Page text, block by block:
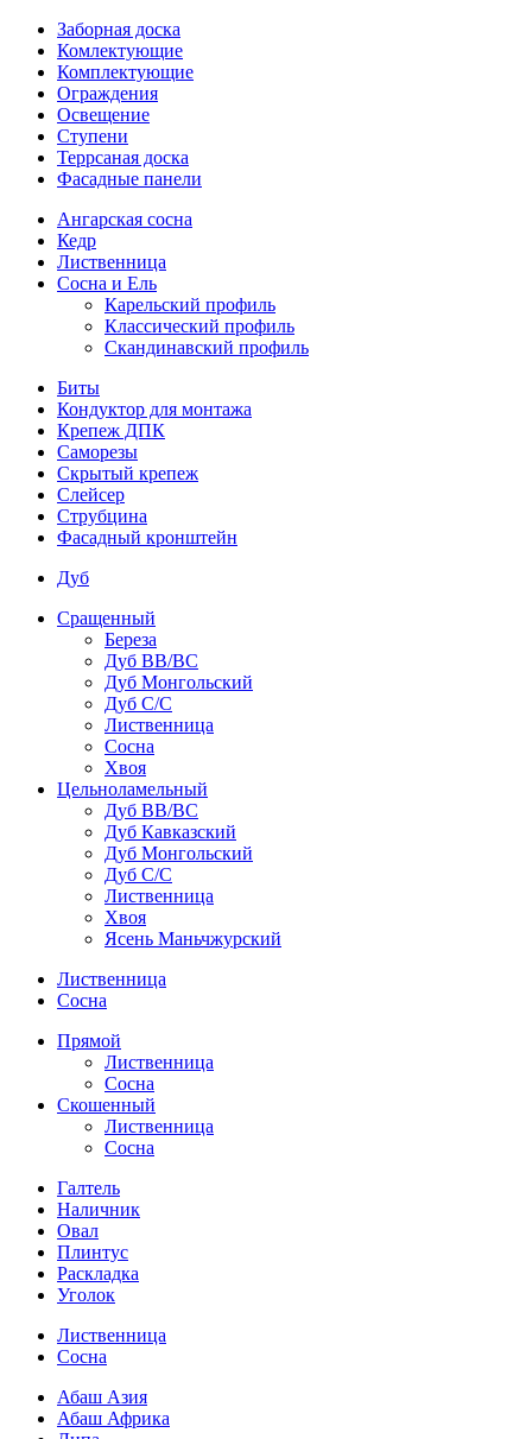
Заборная доска
Комлектующие
Комплектующие
Ограждения
Освещение
Ступени
Террсаная доска
Фасадные панели
Ангарская сосна
Кедр
Лиственница
Сосна и Ель
Карельский профиль
Классический профиль
Скандинавский профиль
Биты
Кондуктор для монтажа
Крепеж ДПК
Саморезы
Скрытый крепеж
Слейсер
Струбцина
Фасадный кронштейн
Дуб
Сращенный
Береза
Дуб ВВ/ВС
Дуб Монгольский
Дуб С/С
Лиственница
Сосна
Хвоя
Цельноламельный
Дуб ВВ/ВС
Дуб Кавказский
Дуб Монгольский
Дуб С/С
Лиственница
Хвоя
Ясень Маньчжурский
Лиственница
Сосна
Прямой
Лиственница
Сосна
Скошенный
Лиственница
Сосна
Галтель
Наличник
Овал
Плинтус
Раскладка
Уголок
Лиственница
Сосна
Абаш Азия
Абаш Африка